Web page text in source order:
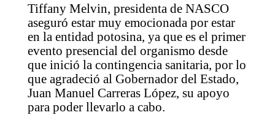
Tiffany Melvin, presidenta de NASCO
aseguró estar muy emocionada por estar
en la entidad potosina, ya que es el primer
evento presencial del organismo desde
que inició la contingencia sanitaria, por lo
que agradeció al Gobernador del Estado,
Juan Manuel Carreras López, su apoyo
para poder llevarlo a cabo.